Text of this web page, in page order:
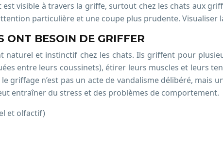
visible à travers la griffe, surtout chez les chats aux
particulière et une coupe plus prudente.
ONT BESOIN DE GRIFFER
naturel et instinctif chez les chats. Ils griffent pour
entre leurs coussinets), étirer leurs muscles et leurs
griffage n’est pas un acte de vandalisme délibéré,
entraîner du stress et des problèmes de comportement.
et olfactif)